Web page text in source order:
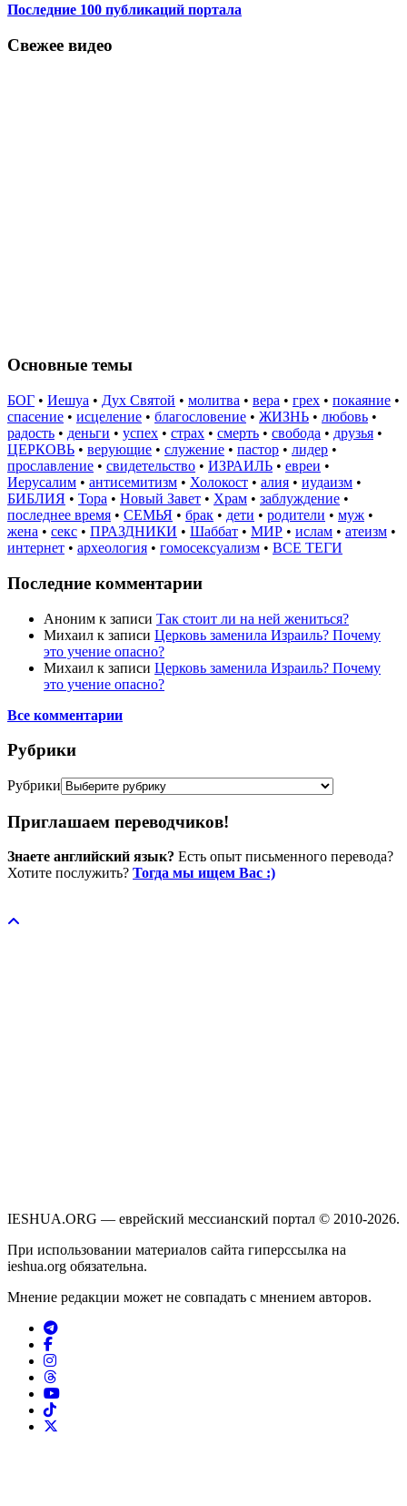
Последние 100 публикаций портала
Свежее видео
Основные темы
БОГ • Иешуа • Дух Святой • молитва • вера • грех • покаяние •
спасение • исцеление • благословение • ЖИЗНЬ • любовь •
радость • деньги • успех • страх • смерть • свобода • друзья •
ЦЕРКОВЬ • верующие • служение • пастор • лидер •
прославление • свидетельство • ИЗРАИЛЬ • евреи •
Иерусалим • антисемитизм • Холокост • алия • иудаизм •
БИБЛИЯ • Тора • Новый Завет • Храм • заблуждение •
последнее время • СЕМЬЯ • брак • дети • родители • муж •
жена • секс • ПРАЗДНИКИ • Шаббат • МИР • ислам • атеизм •
интернет • археология • гомосексуализм • ВСЕ ТЕГИ
Последние комментарии
Аноним к записи Так стоит ли на ней жениться?
Михаил к записи Церковь заменила Израиль? Почему
это учение опасно?
Михаил к записи Церковь заменила Израиль? Почему
это учение опасно?
Все комментарии
Рубрики
Рубрики
Приглашаем переводчиков!
Знаете английский язык? Есть опыт письменного перевода?
Хотите послужить? Тогда мы ищем Вас :)
IESHUA.ORG — еврейский мессианский портал © 2010-2026.
При использовании материалов сайта гиперссылка на
ieshua.org обязательна.
Мнение редакции может не совпадать с мнением авторов.